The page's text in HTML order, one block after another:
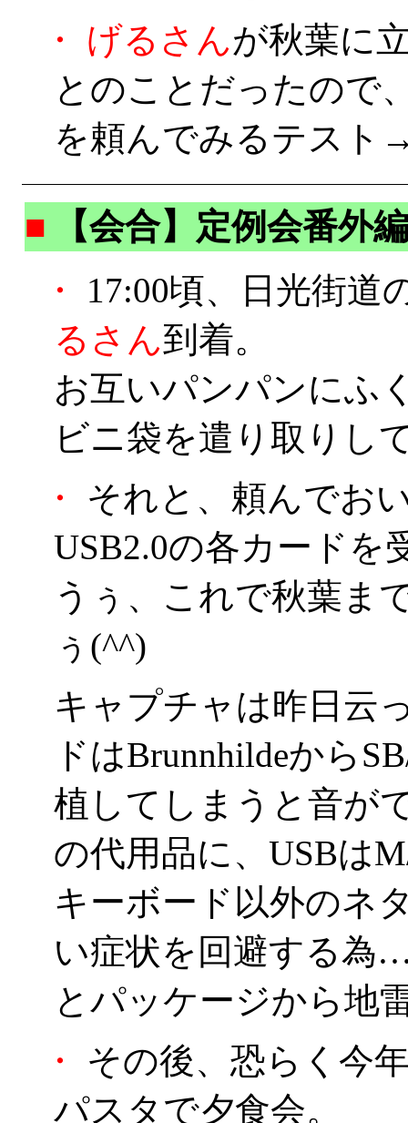
・
げるさんが秋葉に
とのことだったので
を頼んでみるテスト
■
【会合】定例会番外
・
17:00頃、日光街道
るさん到着。
お互いパンパンにふ
ビニ袋を遣り取りし
・
それと、頼んでお
USB2.0の各カードを
うぅ、これで秋葉ま
ぅ(^^)
キャプチャは昨日云
ドはBrunnhildeから
植してしまうと音が
の代用品に、USBは
キーボード以外のネ
い症状を回避する為
とパッケージから地
・
その後、恐らく今
パスタで夕食会。